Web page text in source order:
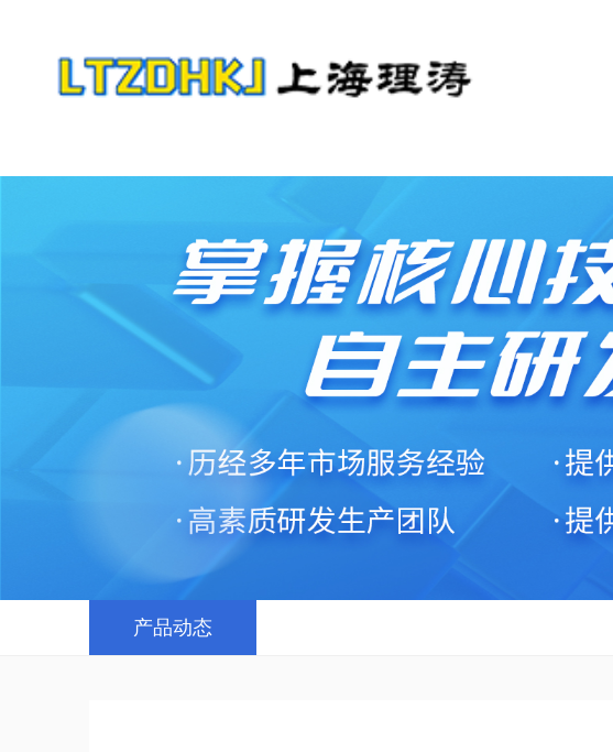
产品动态